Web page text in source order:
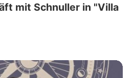
mit Schnuller in "Villa